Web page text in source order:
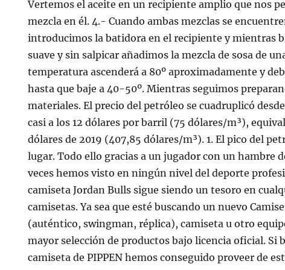
Vertemos el aceite en un recipiente amplio que nos
mezcla en él. 4.- Cuando ambas mezclas se
introducimos la batidora en el recipiente y mientras
suave y sin salpicar añadimos la mezcla de sosa de
temperatura ascenderá a 80º aproximadamente y
hasta que baje a 40-50º. Mientras seguimos
materiales. El precio del petróleo se cuadruplicó
casi a los 12 dólares por barril (75 dólares/m³),
dólares de 2019 (407,85 dólares/m³). 1. El pico del
lugar. Todo ello gracias a un jugador con un hambre
veces hemos visto en ningún nivel del deporte
camiseta Jordan Bulls sigue siendo un tesoro en
camisetas. Ya sea que esté buscando un nuevo
(auténtico, swingman, réplica), camiseta u otro
mayor selección de productos bajo licencia oficial. Si
camiseta de PIPPEN hemos conseguido proveer de